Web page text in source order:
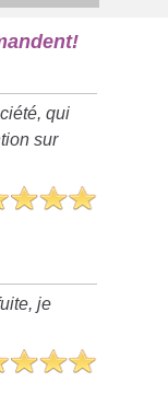
qui
sur
je